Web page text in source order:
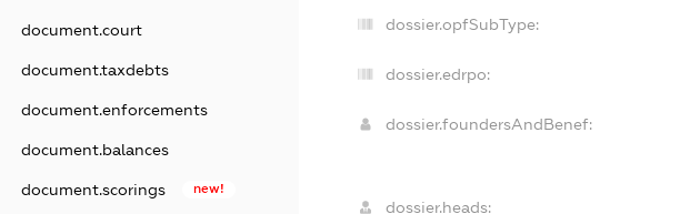
document.court
document.taxdebts
document.enforcements
document.balances
document.scorings new!
dossier.opfSubType:
dossier.edrpo:
dossier.foundersAndBenef:
dossier.heads: